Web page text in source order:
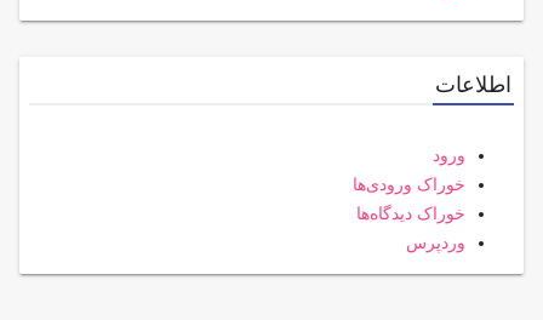
اطلاعات
ورود
خوراک ورودی‌ها
خوراک دیدگاه‌ها
وردپرس